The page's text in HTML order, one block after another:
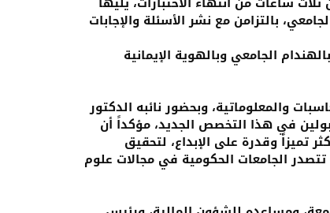
بالتزامن مع نشر الأسئلة والإجابات
الجامعي وبالهوية الإيمانية
والمعلوماتية، وبحضور نائبه الدكتور
في هذا التخصص الجديد، مؤكداً أن
تميزاً وقدرة على الإبداع، لتحقيق
الجامعات الحكومية في مجالات علوم